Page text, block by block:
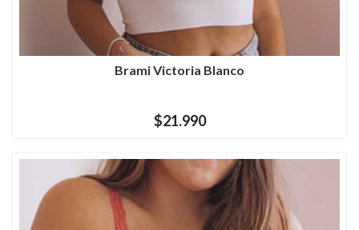
Brami Victoria Blanco
$21.990